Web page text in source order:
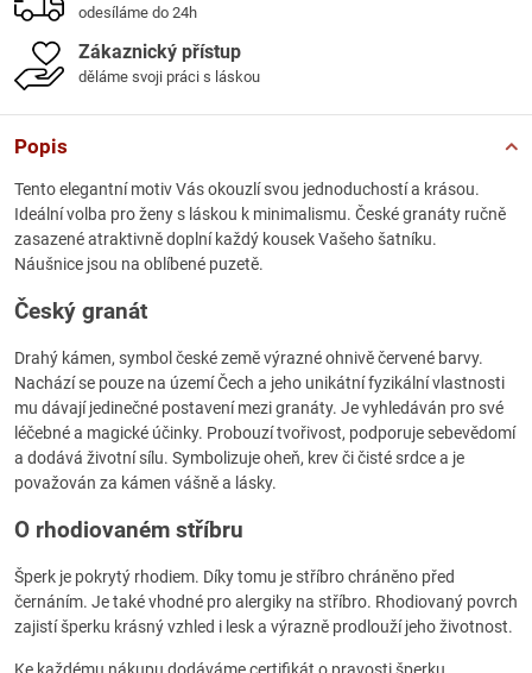
odesíláme do 24h
Zákaznický přístup
děláme svoji práci s láskou
Popis
Tento elegantní motiv Vás okouzlí svou jednoduchostí a krásou.
Ideální volba pro ženy s láskou k minimalismu. České granáty ručně
zasazené atraktivně doplní každý kousek Vašeho šatníku.
Náušnice jsou na oblíbené puzetě.
Český granát
Drahý kámen, symbol české země výrazné ohnivě červené barvy.
Nachází se pouze na území Čech a jeho unikátní fyzikální vlastnosti
mu dávají jedinečné postavení mezi granáty. Je vyhledáván pro své
léčebné a magické účinky. Probouzí tvořivost, podporuje sebevědomí
a dodává životní sílu. Symbolizuje oheň, krev či čisté srdce a je
považován za kámen vášně a lásky.
O rhodiovaném stříbru
Šperk je pokrytý rhodiem. Díky tomu je stříbro chráněno před
černáním. Je také vhodné pro alergiky na stříbro. Rhodiovaný povrch
zajistí šperku krásný vzhled i lesk a výrazně prodlouží jeho životnost.